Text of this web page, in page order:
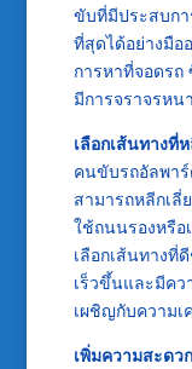
ขับที่มีประสบกา
ที่สุดได้อย่างมือ
การหาที่จอดร
มีการจราจรห
เลือกเส้นทางที่
คนขับรถอัลพา
สามารถหลีกเลี่
ใช้ถนนรองหรือ
เลือกเส้นทางที่
เร็วขึ้นและมีค
เผชิญกับความเ
เพิ่มความสะดว